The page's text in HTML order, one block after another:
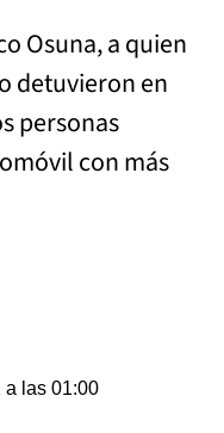
Osuna, a quien
detuvieron en
personas
con más
a las 01:00